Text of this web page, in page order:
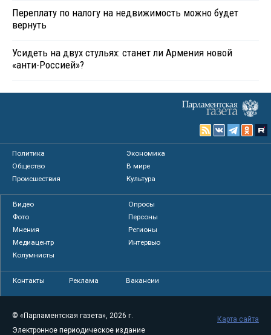
Переплату по налогу на недвижимость можно будет
вернуть
Усидеть на двух стульях: станет ли Армения новой
«анти-Россией»?
Политика
Экономика
Общество
В мире
Происшествия
Культура
Видео
Опросы
Фото
Персоны
Мнения
Регионы
Медиацентр
Интервью
Колумнисты
Контакты Реклама Вакансии
© «Парламентская газета», 2026 г.
Электронное периодическое издание
Карта сайта